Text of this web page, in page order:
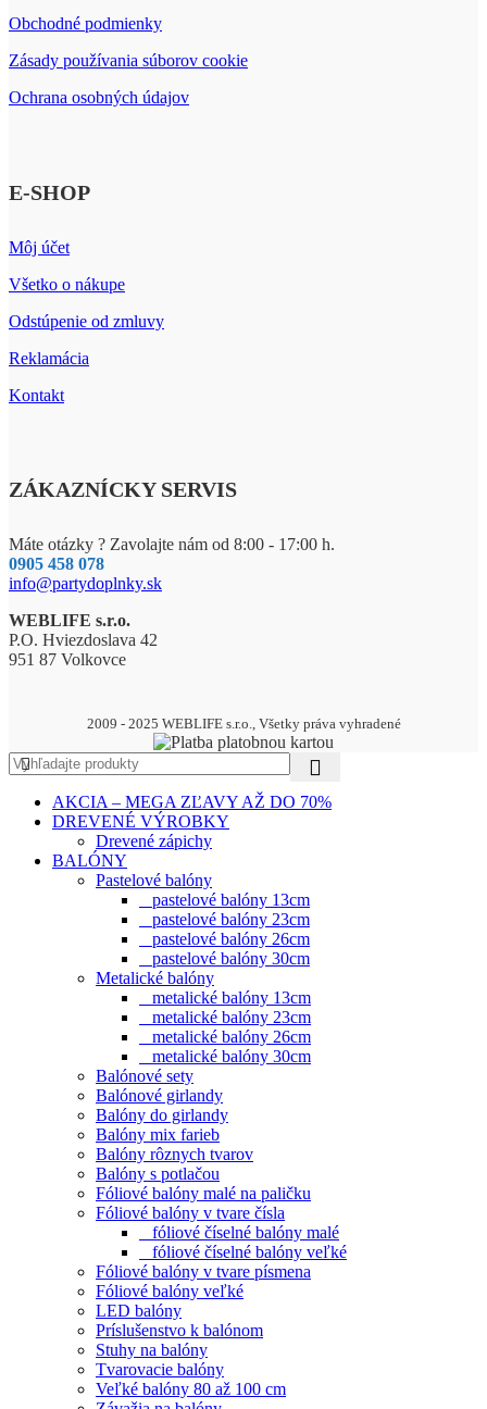
Obchodné podmienky
Zásady používania súborov cookie
Ochrana osobných údajov
E-SHOP
Môj účet
Všetko o nákupe
Odstúpenie od zmluvy
Reklamácia
Kontakt
ZÁKAZNÍCKY SERVIS
Máte otázky ? Zavolajte nám od 8:00 - 17:00 h.
0905 458 078
info@partydoplnky.sk
WEBLIFE s.r.o.
P.O. Hviezdoslava 42
951 87 Volkovce
2009 - 2025 WEBLIFE s.r.o., Všetky práva vyhradené
AKCIA – MEGA ZĽAVY AŽ DO 70%
DREVENÉ VÝROBKY
Drevené zápichy
BALÓNY
Pastelové balóny
pastelové balóny 13cm
pastelové balóny 23cm
pastelové balóny 26cm
pastelové balóny 30cm
Metalické balóny
metalické balóny 13cm
metalické balóny 23cm
metalické balóny 26cm
metalické balóny 30cm
Balónové sety
Balónové girlandy
Balóny do girlandy
Balóny mix farieb
Balóny rôznych tvarov
Balóny s potlačou
Fóliové balóny malé na paličku
Fóliové balóny v tvare čísla
fóliové číselné balóny malé
fóliové číselné balóny veľké
Fóliové balóny v tvare písmena
Fóliové balóny veľké
LED balóny
Príslušenstvo k balónom
Stuhy na balóny
Tvarovacie balóny
Veľké balóny 80 až 100 cm